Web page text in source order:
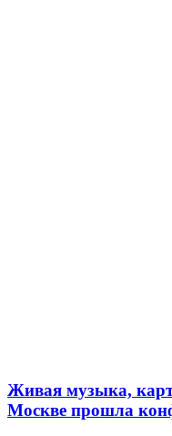
Живая музыка,
Москве прошла